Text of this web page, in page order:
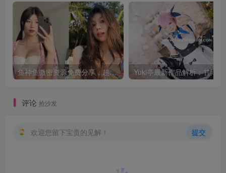
鱼神鱼微密资源免费分享，超有范的全能小仙女
评论 抢沙发
欢迎您留下宝贵的见解！ 提交